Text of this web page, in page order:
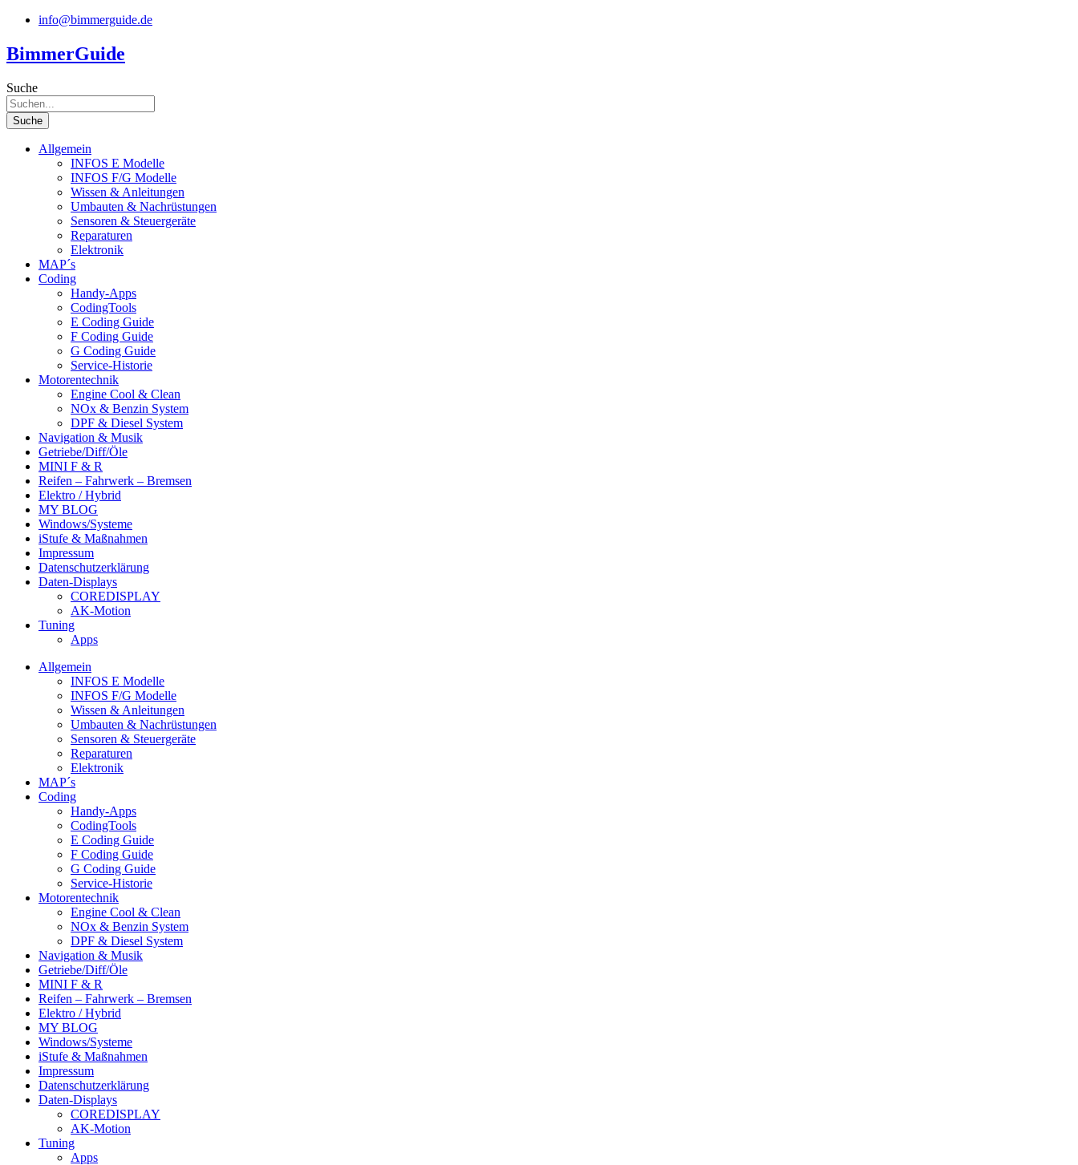
Zum
springen
info@bimmerguide.de
BimmerGuide
Suche
Suche
Allgemein
INFOS E Modelle
INFOS F/G Modelle
Wissen & Anleitungen
Umbauten & Nachrüstungen
Sensoren & Steuergeräte
Reparaturen
Elektronik
MAP´s
Coding
Handy-Apps
CodingTools
E Coding Guide
F Coding Guide
G Coding Guide
Service-Historie
Motorentechnik
Engine Cool & Clean
NOx & Benzin System
DPF & Diesel System
Navigation & Musik
Getriebe/Diff/Öle
MINI F & R
Reifen – Fahrwerk – Bremsen
Elektro / Hybrid
MY BLOG
Windows/Systeme
iStufe & Maßnahmen
Impressum
Datenschutzerklärung
Daten-Displays
COREDISPLAY
AK-Motion
Tuning
Apps
Allgemein
INFOS E Modelle
INFOS F/G Modelle
Wissen & Anleitungen
Umbauten & Nachrüstungen
Sensoren & Steuergeräte
Reparaturen
Elektronik
MAP´s
Coding
Handy-Apps
CodingTools
E Coding Guide
F Coding Guide
G Coding Guide
Service-Historie
Motorentechnik
Engine Cool & Clean
NOx & Benzin System
DPF & Diesel System
Navigation & Musik
Getriebe/Diff/Öle
MINI F & R
Reifen – Fahrwerk – Bremsen
Elektro / Hybrid
MY BLOG
Windows/Systeme
iStufe & Maßnahmen
Impressum
Datenschutzerklärung
Daten-Displays
COREDISPLAY
AK-Motion
Tuning
Apps